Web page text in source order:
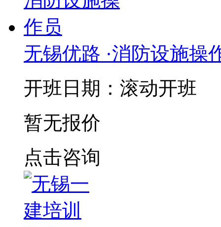
无锡优路 ·消防设施操
开班日期：滚动开班
暂无报价
点击咨询